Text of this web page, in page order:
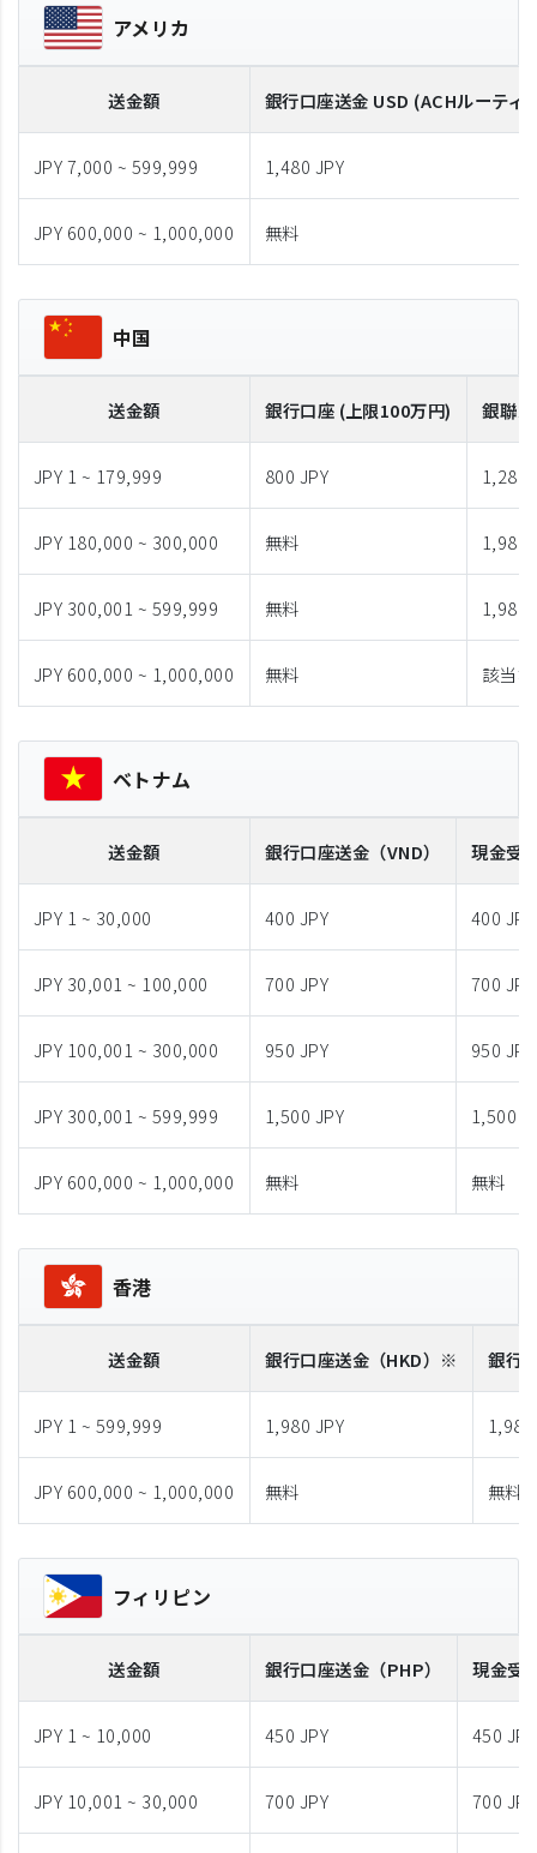
アメリカ
送金額 銀行口座送金 USD (ACHルーティ
JPY 7,000 ~ 599,999 1,480 JPY
JPY 600,000 ~ 1,000,000 無料
中国
送金額 銀行口座 (上限100万円) 銀聯
JPY 1 ~ 179,999 800 JPY 1,280
JPY 180,000 ~ 300,000 無料 1,980
JPY 300,001 ~ 599,999 無料 1,980
JPY 600,000 ~ 1,000,000 無料 該当
ベトナム
送金額 銀行口座送金 （VND） 現金受
JPY 1 ~ 30,000 400 JPY 400 JPY
JPY 30,001 ~ 100,000 700 JPY 700 JPY
JPY 100,001 ~ 300,000 950 JPY 950 JPY
JPY 300,001 ~ 599,999 1,500 JPY 1,500
JPY 600,000 ~ 1,000,000 無料 無料
香港
送金額 銀行口座送金 （HKD）※ 銀行
JPY 1 ~ 599,999 1,980 JPY 1,980
JPY 600,000 ~ 1,000,000 無料 無料
フィリピン
送金額 銀行口座送金 （PHP） 現金受
JPY 1 ~ 10,000 450 JPY 450 JPY
JPY 10,001 ~ 30,000 700 JPY 700 JPY